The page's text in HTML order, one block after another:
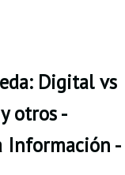
Digital vs
otros -
Información -